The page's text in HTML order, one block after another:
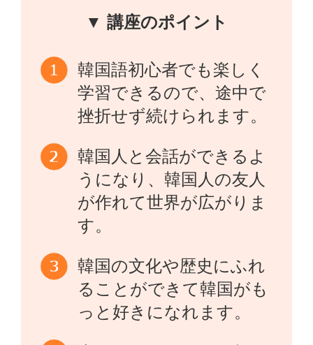
▼ 講座のポイント
韓国語初心者でも楽しく
学習できるので、途中で
挫折せず続けられます。
韓国人と会話ができるよ
うになり、韓国人の友人
が作れて世界が広がりま
す。
韓国の文化や歴史にふれ
ることができて韓国がも
っと好きになれます。